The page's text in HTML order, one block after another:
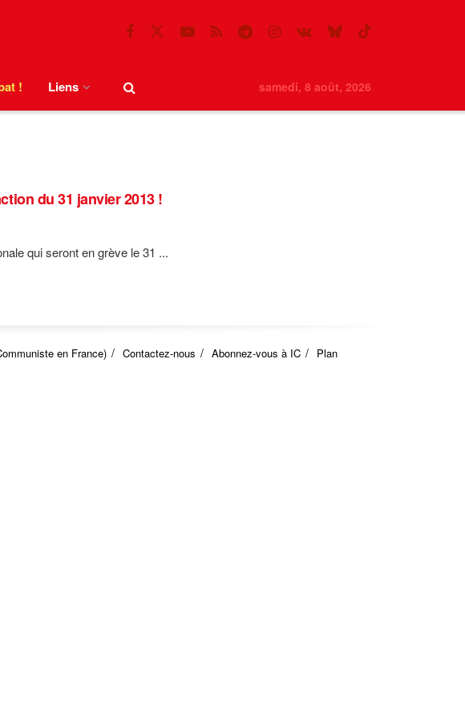
! Liens samedi, 8 août, 2026
du 31 janvier 2013 !
qui seront en grève le 31 ...
en France) Contactez-nous Abonnez-vous à IC Plan